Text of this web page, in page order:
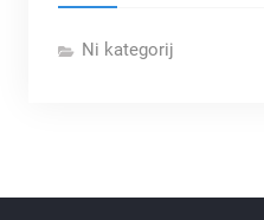
Ni kategorij